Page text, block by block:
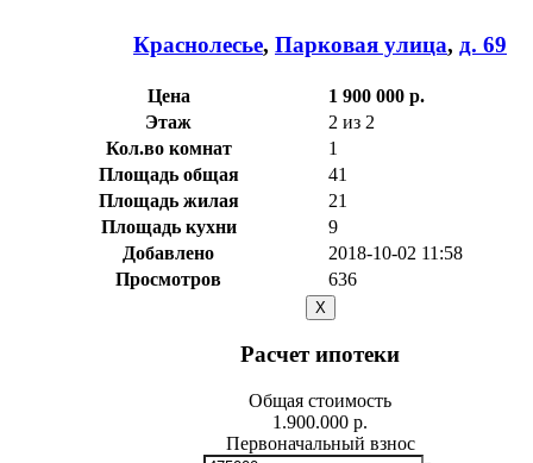
Краснолесье, Парковая улица, д. 69
Цена
1 900 000 р.
Этаж
2 из 2
Кол.во комнат
1
Площадь общая
41
Площадь жилая
21
Площадь кухни
9
Добавлено
2018-10-02 11:58
Просмотров
636
X
Расчет ипотеки
Общая стоимость
1.900.000 р.
Первоначальный взнос